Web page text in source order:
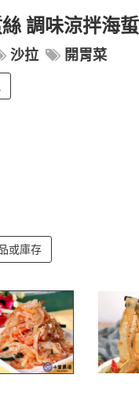
調味涼拌海
沙拉 開胃菜
或庫存